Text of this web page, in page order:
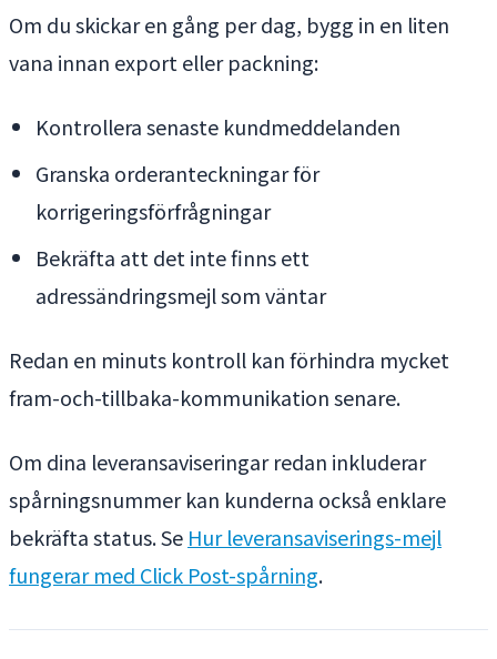
Om du skickar en gång per dag, bygg in en liten
vana innan export eller packning:
Kontrollera senaste kundmeddelanden
Granska orderanteckningar för
korrigeringsförfrågningar
Bekräfta att det inte finns ett
adressändringsmejl som väntar
Redan en minuts kontroll kan förhindra mycket
fram-och-tillbaka-kommunikation senare.
Om dina leveransaviseringar redan inkluderar
spårningsnummer kan kunderna också enklare
bekräfta status. Se Hur leveransaviserings-mejl
fungerar med Click Post-spårning.